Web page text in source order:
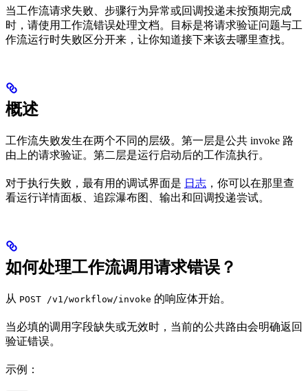
当工作流请求失败、步骤行为异常或回调投递未按预期完成
时，请使用工作流错误处理文档。目标是将请求验证问题与工
作流运行时失败区分开来，让你知道接下来该去哪里查找。
概述
工作流失败发生在两个不同的层级。第一层是公共 invoke 路
由上的请求验证。第二层是运行启动后的工作流执行。
对于执行失败，最有用的调试界面是 日志 ，你可以在那里查
看运行详情面板、追踪瀑布图、输出和回调投递尝试。
如何处理工作流调用请求错误？
从 POST /v1/workflow/invoke 的响应体开始。
当必填的调用字段缺失或无效时，当前的公共路由会明确返回
验证错误。
示例：